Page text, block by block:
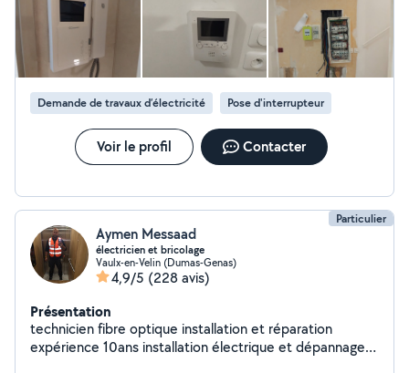
Demande de travaux d’électricité Pose d'interrupteur
Voir le profil Contacter
Particulier
Aymen Messaad
électricien et bricolage
Vaulx-en-Velin (Dumas-Genas)
4,9/5 (228 avis)
Présentation
technicien fibre optique installation et réparation
expérience 10ans installation électrique et dépannage